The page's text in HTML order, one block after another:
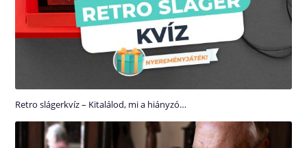
Retro slágerkvíz – Kitalálod, mi a hiányzó…